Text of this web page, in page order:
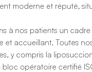
moderne et réputé,
à nos patients un cadre
et accueillant. Toutes
y compris la
bloc opératoire certifié